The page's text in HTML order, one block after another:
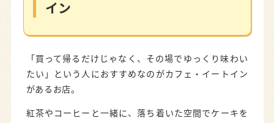
イン
「買って帰るだけじゃなく、その場でゆっくり味わい
たい」という人におすすめなのがカフェ・イートイン
があるお店。
紅茶やコーヒーと一緒に、落ち着いた空間でケーキを